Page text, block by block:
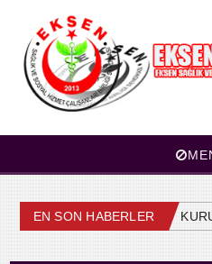
EN SON HABERLER
4. OLAĞAN GENEL